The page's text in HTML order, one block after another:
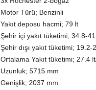
Motor Türü; Benzinli
Yakıt deposu hacmi; 79 lt
Şehir içi yakıt tüketimi; 34.8-
Şehir dışı yakıt tüketimi; 19.2-
Ortalama Yakıt tüketimi; 27.4
Uzunluk; 5715 mm
Genişlik; 2037 mm